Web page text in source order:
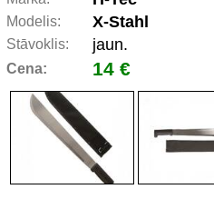
Modelis: X-Stahl
Stāvoklis: jaun.
Cena: 14 €